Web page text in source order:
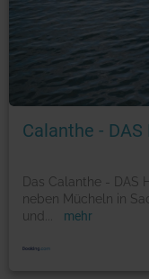
Calanthe - DAS
Das Calanthe - DAS
neben Mücheln in
und
mehr